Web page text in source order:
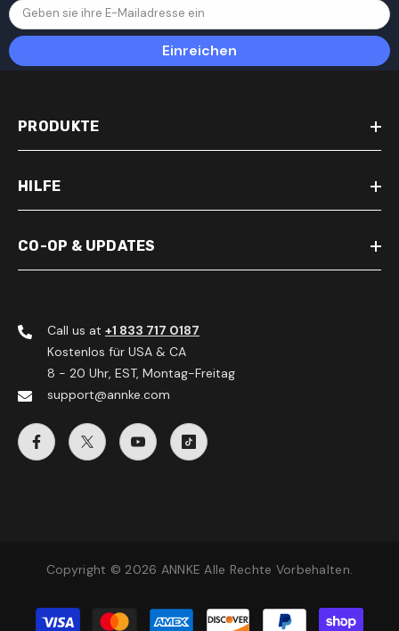
Geben sie ihre E-Mailadresse ein
Einreichen
PRODUKTE
HILFE
CO-OP & UPDATES
Call us at +1 833 717 0187
Kostenlos für USA & CA
8 - 20 Uhr, EST, Montag-Freitag
support@annke.com
Copyright © 2026 ANNKE Alle Rechte Vorbehalten.
Zahlungsmethoden